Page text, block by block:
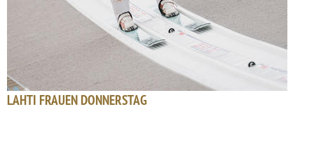
LAHTI FRAUEN DONNERSTAG